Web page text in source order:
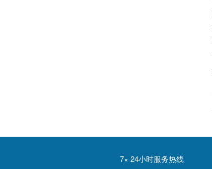
7× 24小时服务热线